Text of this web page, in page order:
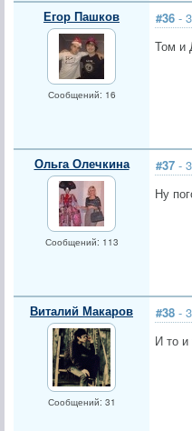
Егор Пашков
Сообщений: 16
#36 -
Том и
Ольга Олечкина
Сообщений: 113
#37 -
Ну
Виталий Макаров
Сообщений: 31
#38 -
И то и